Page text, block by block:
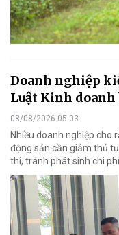
Doanh nghiệp
Luật Kinh doanh
08/08/2026 05:03
Nhiều doanh nghiệp cho
động sản cần giảm thủ
thi, tránh phát sinh chi